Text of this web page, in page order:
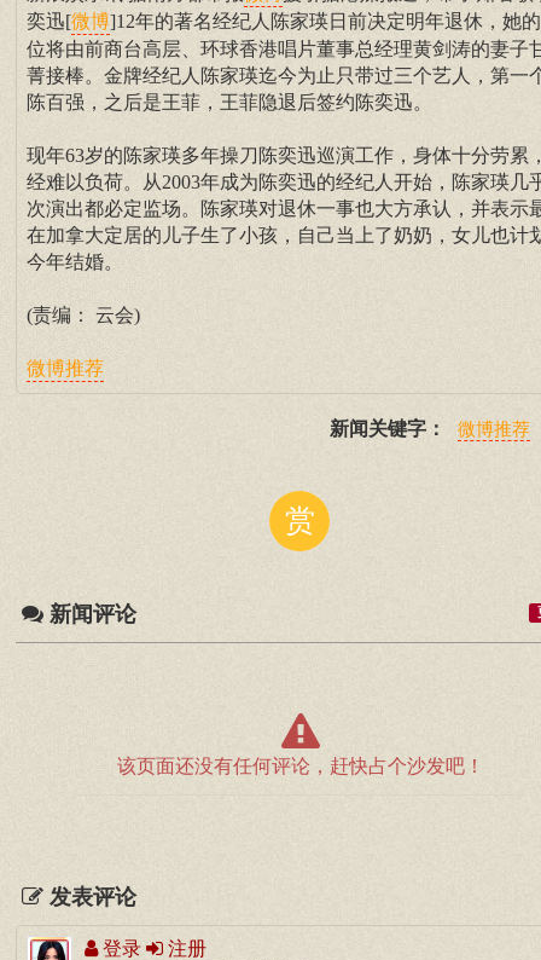
奕迅[微博]12年的著名经纪人陈家瑛日前决定明年退休，她
位将由前商台高层、环球香港唱片董事总经理黄剑涛的妻子
菁接棒。金牌经纪人陈家瑛迄今为止只带过三个艺人，第一
陈百强，之后是王菲，王菲隐退后签约陈奕迅。
现年63岁的陈家瑛多年操刀陈奕迅巡演工作，身体十分劳累
经难以负荷。从2003年成为陈奕迅的经纪人开始，陈家瑛几
次演出都必定监场。陈家瑛对退休一事也大方承认，并表示
在加拿大定居的儿子生了小孩，自己当上了奶奶，女儿也计
今年结婚。
(责编： 云会)
微博推荐
新闻关键字： 微博推荐
赏
新闻评论
该页面还没有任何评论，赶快占个沙发吧！
发表评论
登录 注册